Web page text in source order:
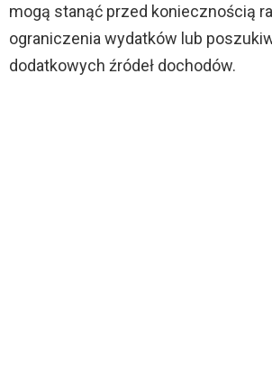
mogą stanąć przed koniecznością
ograniczenia wydatków lub
dodatkowych źródeł dochodów.